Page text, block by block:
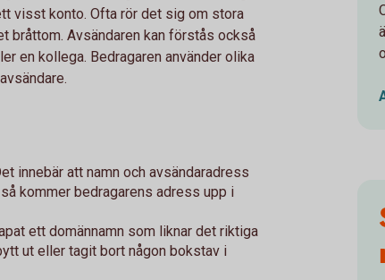
visst konto. Ofta rör det sig om stora
bråttom. Avsändaren kan förstås också
en kollega. Bedragaren använder olika
innebär att namn och avsändaradress
kommer bedragarens adress upp i
ett domännamn som liknar det riktiga
ut eller tagit bort någon bokstav i